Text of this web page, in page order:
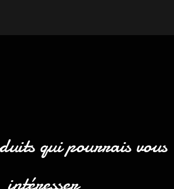
qui pourrais vous
intéresser